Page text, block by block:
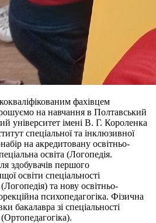
фахівцем
на навчання в Полтавський
університет імені В. Г. Короленка
спеціальної та інклюзивної
на акредитовану освітньо-
освіта (Логопедія.
здобувачів першого
освіти спеціальності
та нову освітньо-
психопедагогіка. Фізична
бакалавра зі спеціальності